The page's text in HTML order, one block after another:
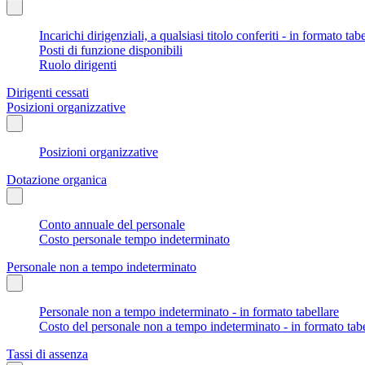
Incarichi dirigenziali, a qualsiasi titolo conferiti - in formato
Posti di funzione disponibili
Ruolo dirigenti
Dirigenti cessati
Posizioni organizzative
Posizioni organizzative
Dotazione organica
Conto annuale del personale
Costo personale tempo indeterminato
Personale non a tempo indeterminato
Personale non a tempo indeterminato - in formato tabellare
Costo del personale non a tempo indeterminato - in formato
Tassi di assenza